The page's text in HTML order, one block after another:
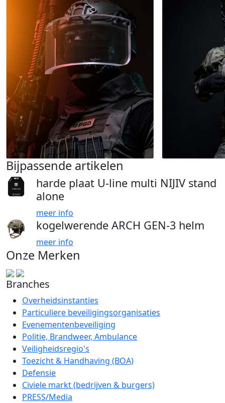
Bijpassende artikelen
harde plaat U-line multi NIJIV stand
alone
meer info
kogelwerende ARCH GEN-3 helm
meer info
Onze Merken
Branches
Overheidsinstanties
Particuliere beveiligingsorganisaties
Evenementenbeveiliging
Politie, Brandweer, Ambulance
Veiligheidsregio's
Toezicht & Handhaving (BOA)
Defensie
Civiele markt (bedrijven & burgers)
PRESS/Media